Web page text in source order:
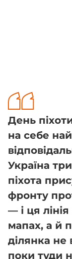
День
на себе
Україна
піхота
фронту
— і ця
мапах, а й
ділянка не
поки туди